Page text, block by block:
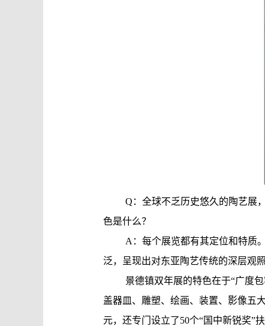
Q：全球不乏历史悠久的陶艺展
色是什么？
A：每个展览都有其定位和特质
泛，呈现出对东亚陶艺传统的深层观照
景德镇双年展的特色在于“广度
盖器皿、雕塑、绘画、装置、影像五
元，还专门设立了50个“国中新锐奖”